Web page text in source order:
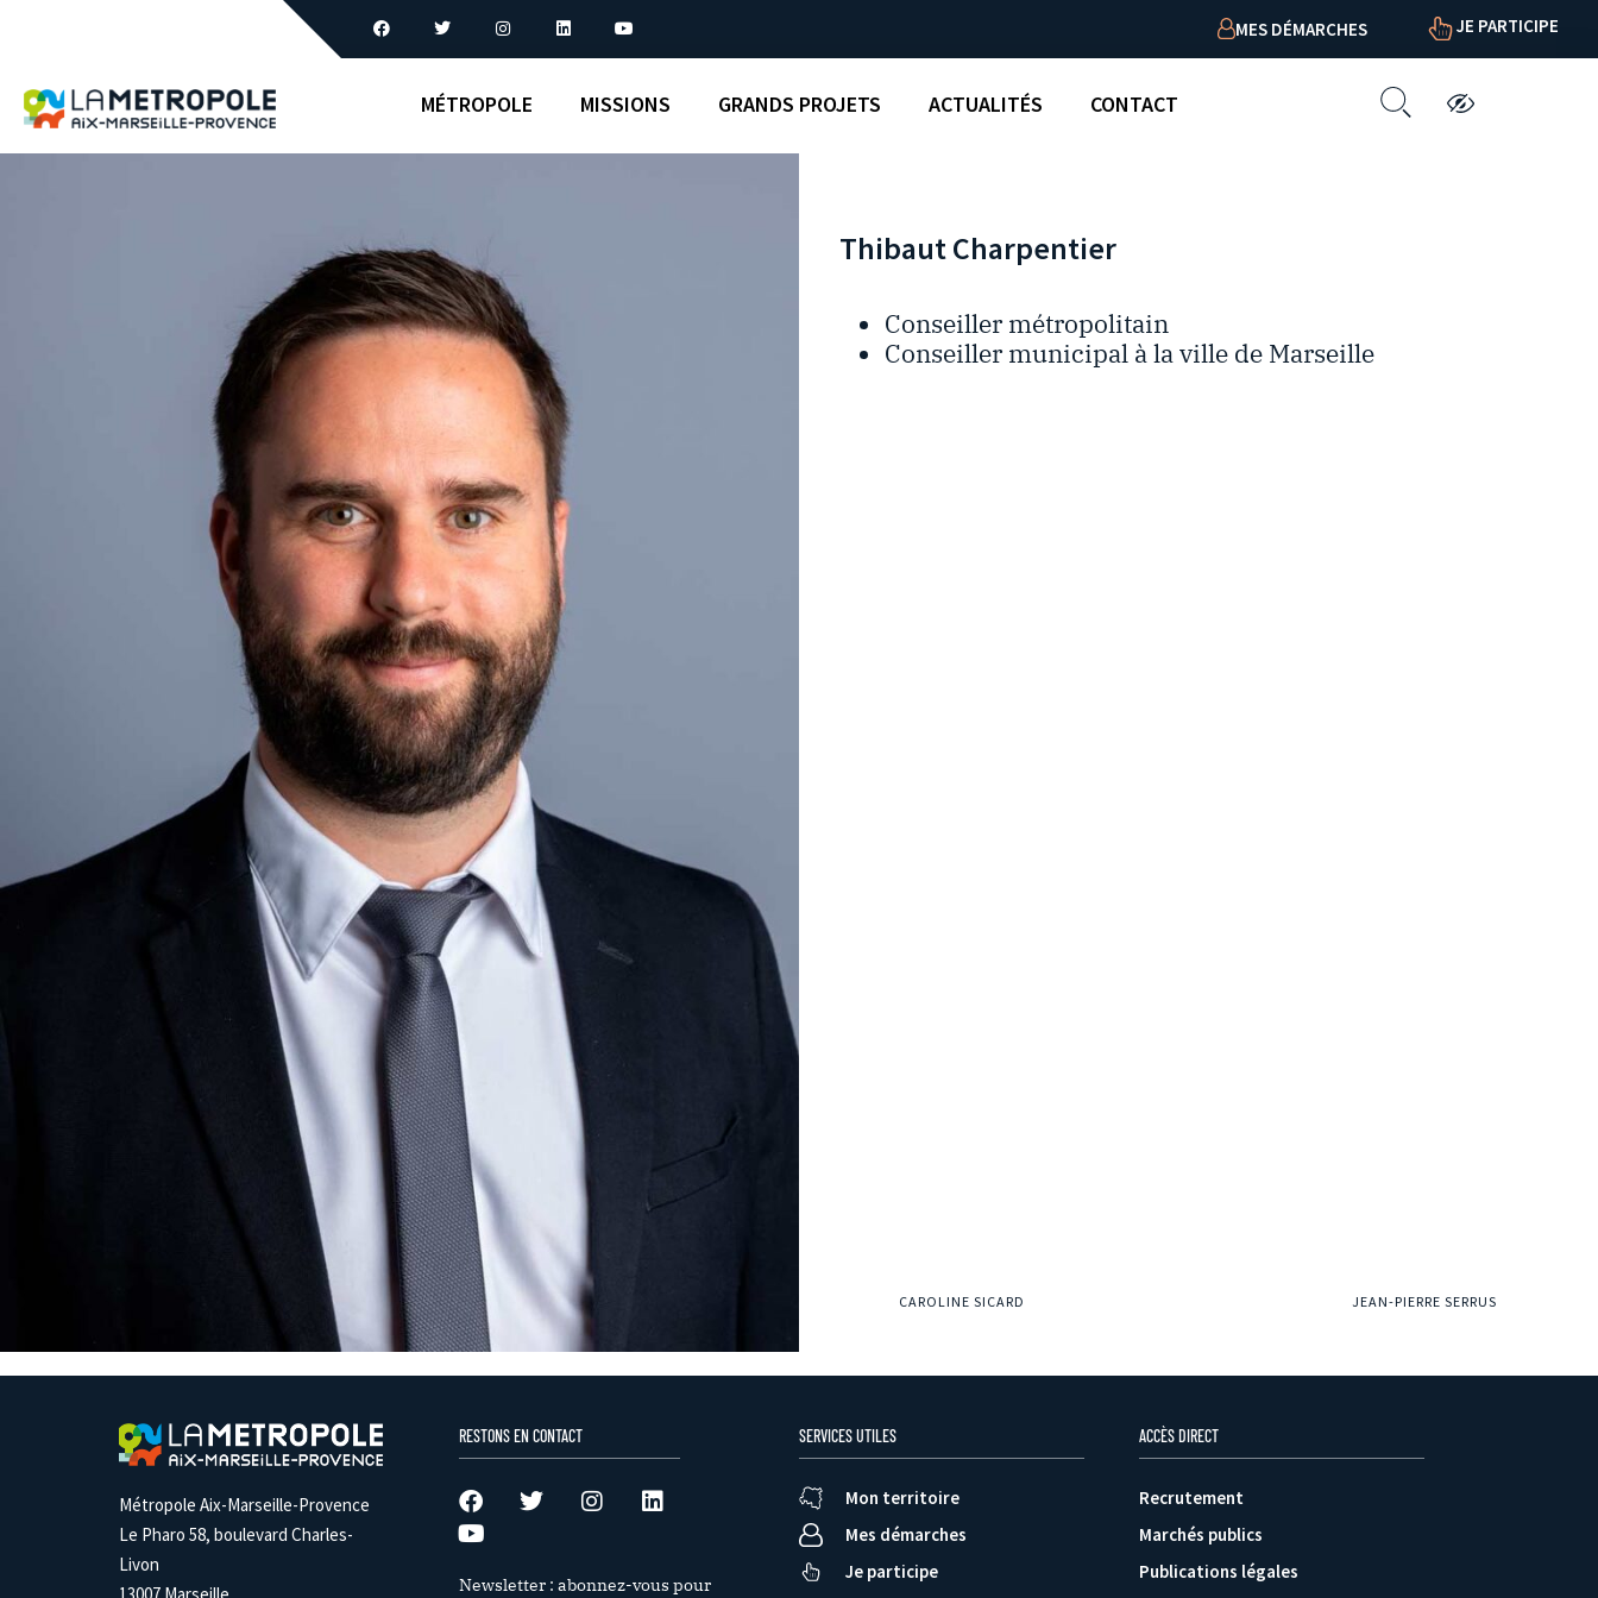
MES DÉMARCHES JE PARTICIPE
MÉTROPOLE MISSIONS GRANDS PROJETS ACTUALITÉS CONTACT
Thibaut Charpentier
Conseiller métropolitain
Conseiller municipal à la ville de Marseille
CAROLINE SICARD JEAN-PIERRE SERRUS
Métropole Aix-Marseille-Provence
Le Pharo 58, boulevard Charles-
Livon
13007 Marseille
RESTONS EN CONTACT
Newsletter : abonnez-vous pour
SERVICES UTILES
Mon territoire
Mes démarches
Je participe
ACCÈS DIRECT
Recrutement
Marchés publics
Publications légales